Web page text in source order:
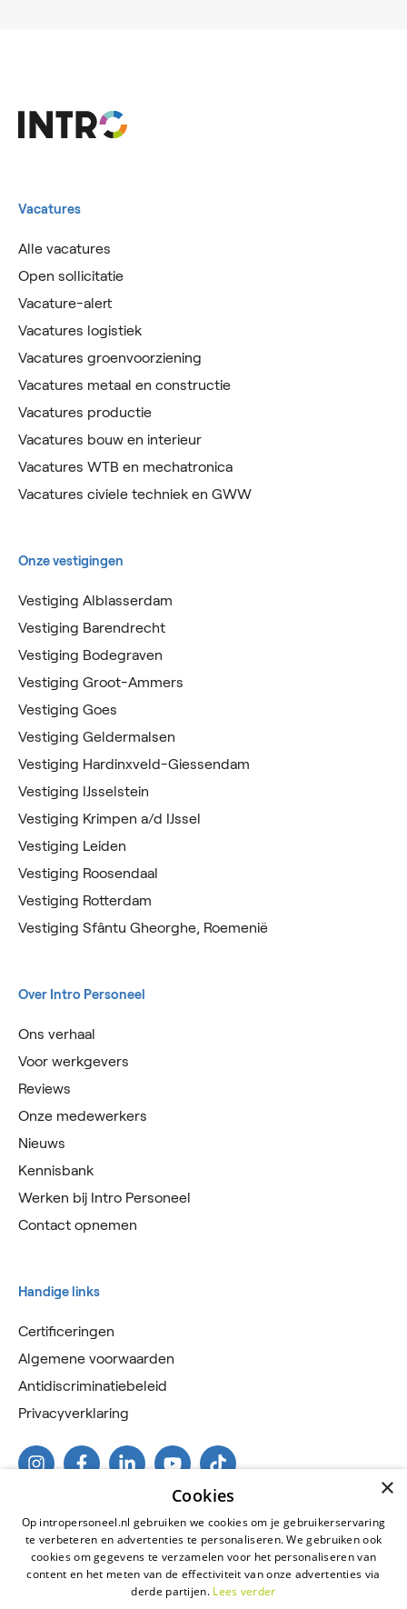
Vacatures
Alle vacatures
Open sollicitatie
Vacature-alert
Vacatures logistiek
Vacatures groenvoorziening
Vacatures metaal en constructie
Vacatures productie
Vacatures bouw en interieur
Vacatures WTB en mechatronica
Vacatures civiele techniek en GWW
Onze vestigingen
Vestiging Alblasserdam
Vestiging Barendrecht
Vestiging Bodegraven
Vestiging Groot-Ammers
Vestiging Goes
Vestiging Geldermalsen
Vestiging Hardinxveld-Giessendam
Vestiging IJsselstein
Vestiging Krimpen a/d IJssel
Vestiging Leiden
Vestiging Roosendaal
Vestiging Rotterdam
Vestiging Sfântu Gheorghe, Roemenië
Over Intro Personeel
Ons verhaal
Voor werkgevers
Reviews
Onze medewerkers
Nieuws
Kennisbank
Werken bij Intro Personeel
Contact opnemen
Handige links
Certificeringen
Algemene voorwaarden
Antidiscriminatiebeleid
Privacyverklaring
2026 © Intro Personeel
×
Cookies
Op intropersoneel.nl gebruiken we cookies om je gebruikerservaring
te verbeteren en advertenties te personaliseren. We gebruiken ook
cookies om gegevens te verzamelen voor het personaliseren van
content en het meten van de effectiviteit van onze advertenties via
derde partijen. Lees verder